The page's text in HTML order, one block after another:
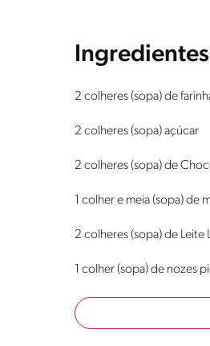
Ingredientes
2 colheres (sopa) de
2 colheres (sopa) açúcar
2 colheres (sopa) de
1 colher e meia (sopa)
2 colheres (sopa) de
1 colher (sopa) de nozes